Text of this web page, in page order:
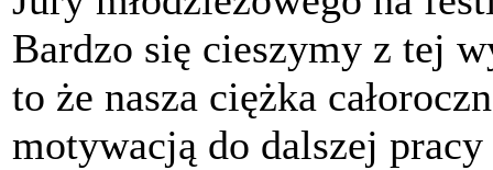
Bardzo się cieszymy z tej
to że nasza ciężka
motywacją do dalszej